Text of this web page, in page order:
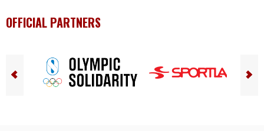
OFFICIAL PARTNERS